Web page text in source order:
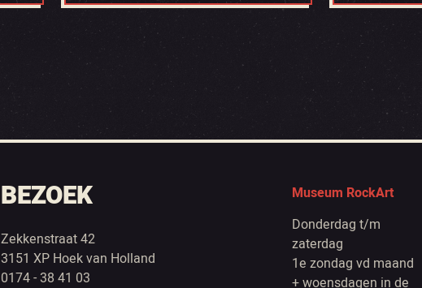
BEZOEK
Zekkenstraat 42
3151 XP Hoek van Holland
0174 - 38 41 03
Museum RockArt
Donderdag t/m
zaterdag
1e zondag vd maand
+ woensdagen in de